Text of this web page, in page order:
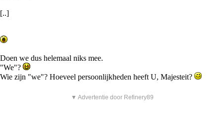
[..]
Doen we dus helemaal niks mee.
"We"?
Wie zijn "we"? Hoeveel persoonlijkheden heeft U, Majesteit?
▼ Advertentie door Refinery89